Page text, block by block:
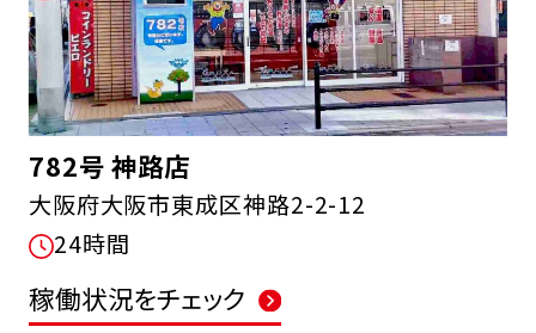
782号 神路店
大阪府大阪市東成区神路2-2-12
24時間
稼働状況をチェック